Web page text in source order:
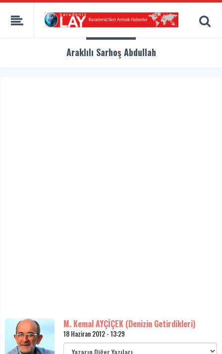
Araklılı Sarhoş Abdullah
M. Kemal AYÇİÇEK (Denizin Getirdikleri)
18 Haziran 2012 - 13:29